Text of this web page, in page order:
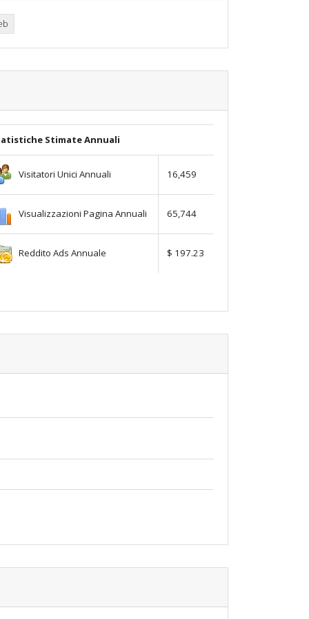
Stimate Annuali
Visitatori Unici Annuali 16,459
Visualizzazioni Pagina Annuali 65,744
Reddito Ads Annuale $ 197.23